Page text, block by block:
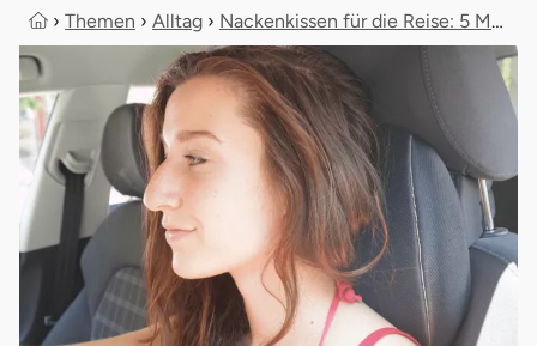
› Themen › Alltag › Nackenkissen für die Reise: 5 Model...